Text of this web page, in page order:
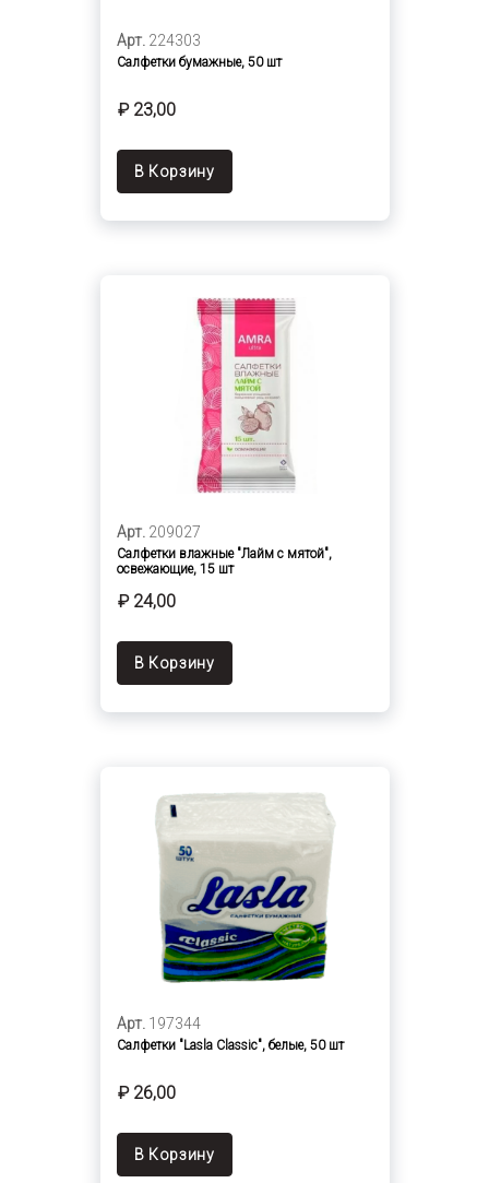
Арт. 224303
Салфетки бумажные, 50 шт
₽ 23,00
В Корзину
Арт. 209027
Салфетки влажные "Лайм с мятой",
освежающие, 15 шт
₽ 24,00
В Корзину
Арт. 197344
Салфетки "Lasla Classic", белые, 50 шт
₽ 26,00
В Корзину